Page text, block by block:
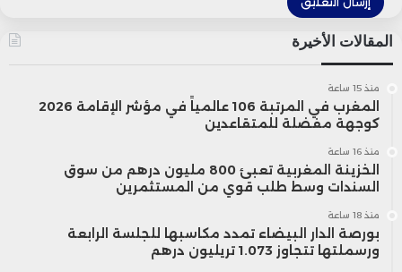
المقالات الأخيرة
منذ 15 ساعة
المغرب في المرتبة 106 عالمياً في مؤشر الإقامة 2026
كوجهة مفضلة للمتقاعدين
منذ 16 ساعة
الخزينة المغربية تعبئ 800 مليون درهم من سوق
السندات وسط طلب قوي من المستثمرين
منذ 18 ساعة
بورصة الدار البيضاء تمدد مكاسبها للجلسة الرابعة
ورسملتها تتجاوز 1.073 تريليون درهم